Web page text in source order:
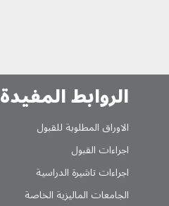
الروابط المفیدة
الاوراق المطلوبة للقبول
اجراءات القبول
اجراءات تاشیرة الدراسیة
الجامعات المالیزیة الخاصة